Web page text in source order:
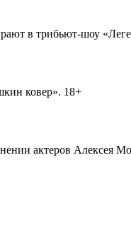
в трибьют-шоу
ковер». 18+
актеров Алексея